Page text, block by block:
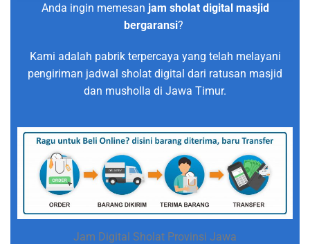
Anda ingin memesan jam sholat digital masjid
bergaransi?
Kami adalah pabrik terpercaya yang telah melayani
pengiriman jadwal sholat digital dari ratusan masjid
dan musholla di Jawa Timur.
Jam Digital Sholat Provinsi Jawa